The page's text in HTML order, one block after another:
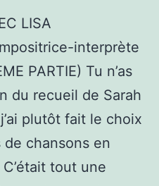
LISA
interprète
PARTIE) Tu n’as
du recueil de Sarah
plutôt fait le choix
chansons en
tout une